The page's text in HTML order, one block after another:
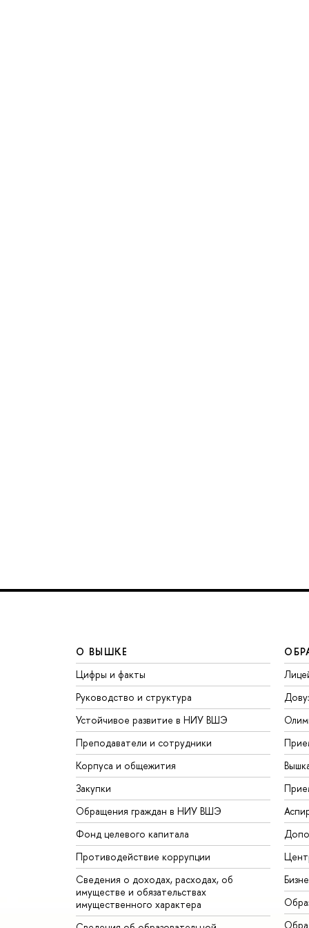
О ВЫШКЕ
Цифры и факты
Руководство и структура
Устойчивое развитие в НИУ ВШЭ
Преподаватели и сотрудники
Корпуса и общежития
Закупки
Обращения граждан в НИУ ВШЭ
Фонд целевого капитала
Противодействие коррупции
Сведения о доходах, расходах, об
имуществе и обязательствах
имущественного характера